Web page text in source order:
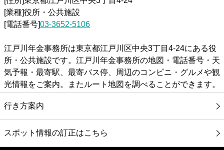
[業種]役所・公共施設
[電話番号]03-3652-5106
江戸川年金事務所は東京都江戸川区中央3丁目4-24にある役
所・公共施設です。江戸川年金事務所の地図・電話番号・天
気予報・最寄駅、最寄バス停、周辺のコンビニ・グルメや観
光情報をご案内。またルート地図を調べることができます。
行き方案内
スポット情報の訂正はこちら